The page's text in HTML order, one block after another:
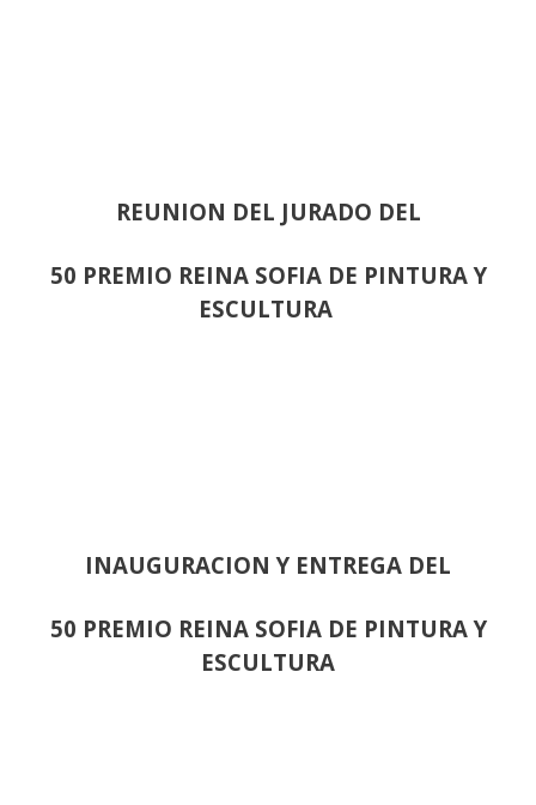
REUNION DEL JURADO DEL
50 PREMIO REINA SOFIA DE PINTURA Y
ESCULTURA
INAUGURACION Y ENTREGA DEL
50 PREMIO REINA SOFIA DE PINTURA Y
ESCULTURA